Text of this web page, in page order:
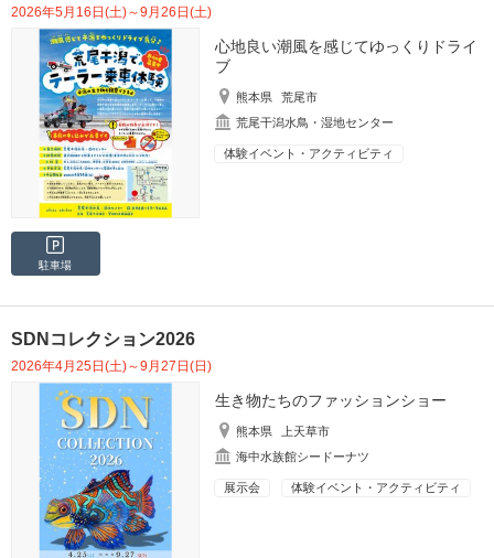
2026年5月16日(土)～9月26日(土)
心地良い潮風を感じてゆっくりドライ
ブ
熊本県
荒尾市
荒尾干潟水鳥・湿地センター
体験イベント・アクティビティ
駐車場
SDNコレクション2026
2026年4月25日(土)～9月27日(日)
生き物たちのファッションショー
熊本県
上天草市
海中水族館シードーナツ
展示会 体験イベント・アクティビティ